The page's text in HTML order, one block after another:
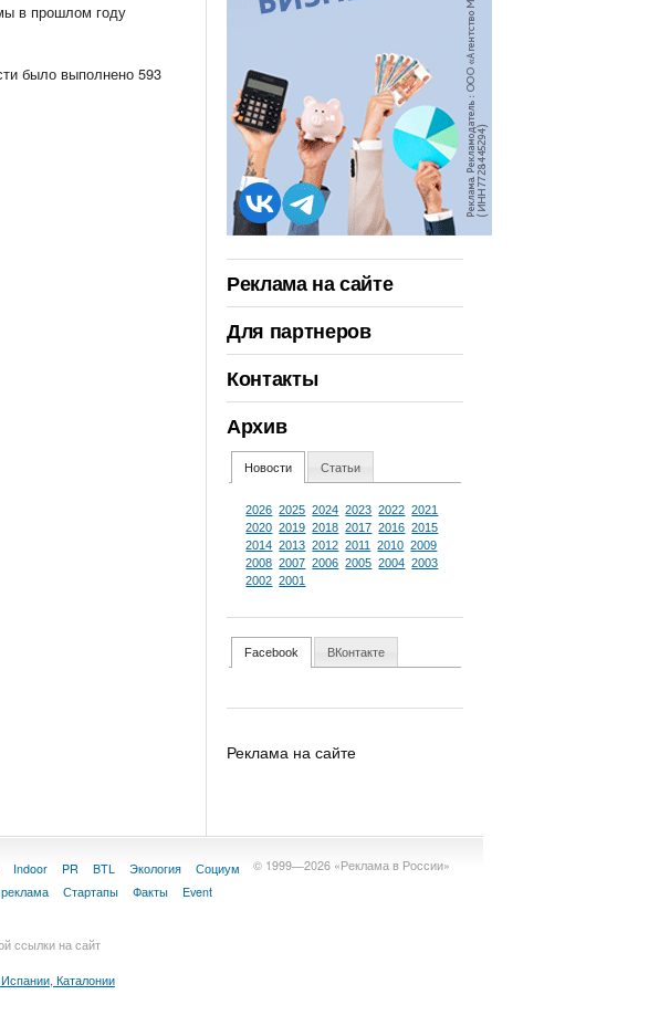
Реклама на сайте
Для партнеров
Контакты
Архив
Новости Статьи
2026 2025 2024 2023 2022 2021
2020 2019 2018 2017 2016 2015
2014 2013 2012 2011 2010 2009
2008 2007 2006 2005 2004 2003
2002 2001
Facebook ВКонтакте
Реклама на сайте
в прошлом году
было выполнено 593
© 1999—2026 «Реклама в России»
Indoor PR BTL Экология
Социум
Стартапы Факты
Event
ссылки на сайт
Каталонии